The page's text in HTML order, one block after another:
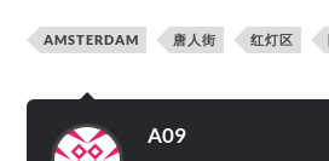
AMSTERDAM 唐人街 红灯区
A09